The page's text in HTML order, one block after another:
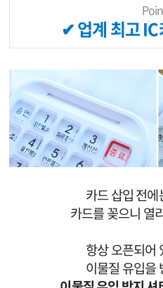
✔ 업계 최고
카드 삽입 전
카드를 꽂으니 열
항상 오픈되어
이물질 유입을